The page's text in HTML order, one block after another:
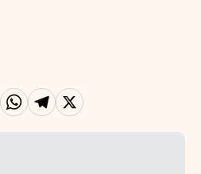
W
h
T
e
X